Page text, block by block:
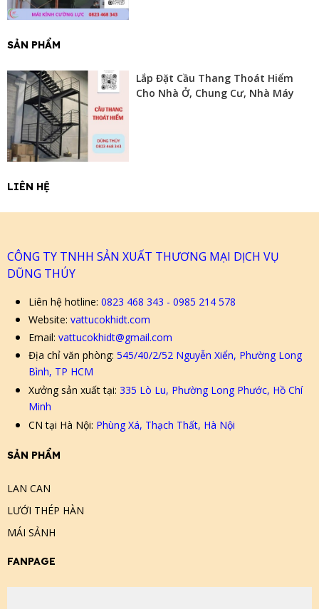
SẢN PHẨM
Lắp Đặt Cầu Thang Thoát Hiểm
Cho Nhà Ở, Chung Cư, Nhà Máy
LIÊN HỆ
CÔNG TY TNHH SẢN XUẤT THƯƠNG MẠI DỊCH VỤ
DŨNG THÚY
Liên hệ hotline: 0823 468 343 - 0985 214 578
Website: vattucokhidt.com
Email: vattucokhidt@gmail.com
Địa chỉ văn phòng: 545/40/2/52 Nguyễn Xiển, Phường Long
Bình, TP HCM
Xưởng sản xuất tại: 335 Lò Lu, Phường Long Phước, Hồ Chí
Minh
CN tại Hà Nội: Phùng Xá, Thạch Thất, Hà Nội
SẢN PHẨM
LAN CAN
LƯỚI THÉP HÀN
MÁI SẢNH
FANPAGE